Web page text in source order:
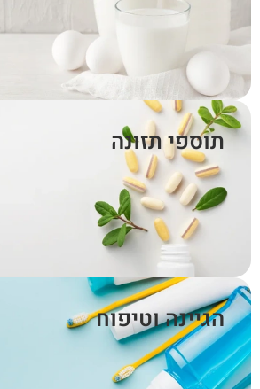
תוספי תזונה
הגיינה וטיפוח